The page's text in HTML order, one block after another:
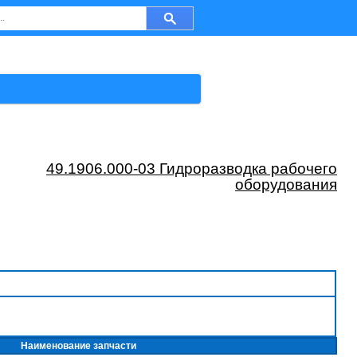
49.1906.000-03 Гидроразводка рабочего
оборудования
Наименование запчасти